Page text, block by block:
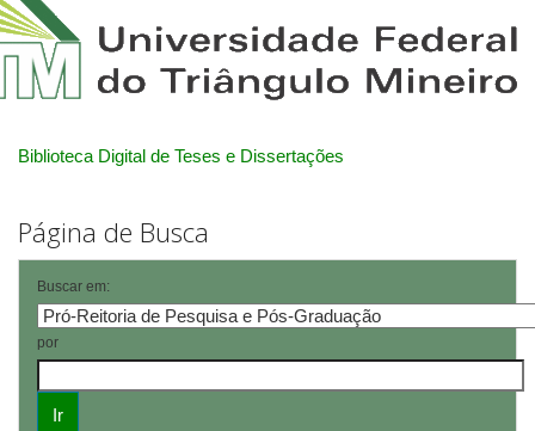
Biblioteca Digital de Teses e Dissertações
Página de Busca
Buscar em:
por